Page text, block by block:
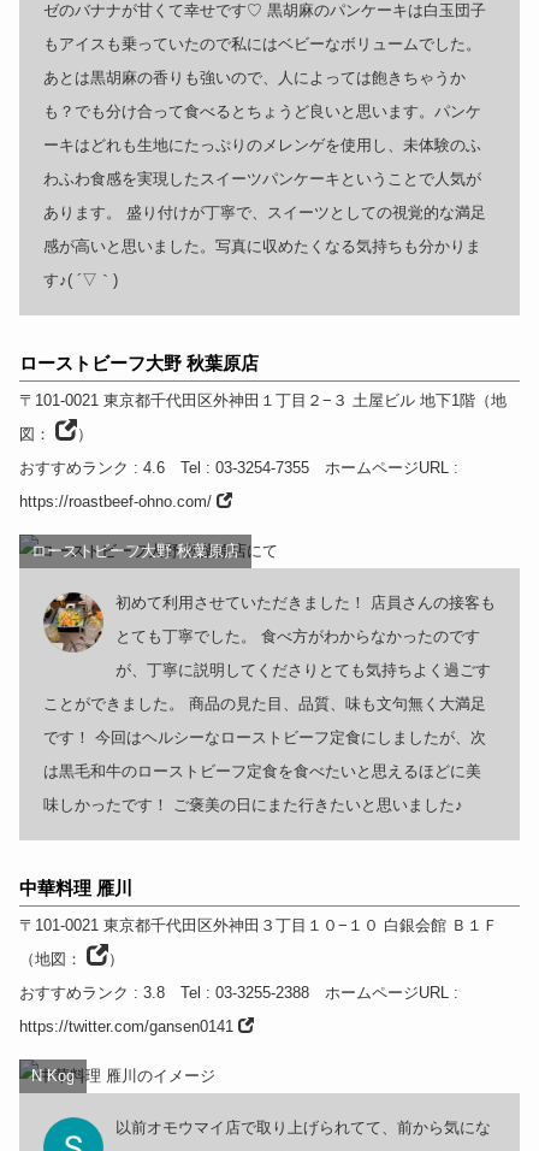
ゼのバナナが甘くて幸せです♡ 黒胡麻のパンケーキは白玉団子
もアイスも乗っていたので私にはベビーなボリュームでした。
あとは黒胡麻の香りも強いので、人によっては飽きちゃうか
も？でも分け合って食べるとちょうど良いと思います。パンケ
ーキはどれも生地にたっぷりのメレンゲを使用し、未体験のふ
わふわ食感を実現したスイーツパンケーキということで人気が
あります。 盛り付けが丁寧で、スイーツとしての視覚的な満足
感が高いと思いました。写真に収めたくなる気持ちも分かりま
す♪( ´▽｀)
ローストビーフ大野 秋葉原店
〒101-0021 東京都千代田区外神田１丁目２−３ 土屋ビル 地下1階（地
図：
）
おすすめランク : 4.6 Tel : 03-3254-7355 ホームページURL:
https://roastbeef-ohno.com/
ローストビーフ大野 秋葉原店
初めて利用させていただきました！ 店員さんの接客も
とても丁寧でした。 食べ方がわからなかったのです
が、丁寧に説明してくださりとても気持ちよく過ごす
ことができました。 商品の見た目、品質、味も文句無く大満足
です！ 今回はヘルシーなローストビーフ定食にしましたが、次
は黒毛和牛のローストビーフ定食を食べたいと思えるほどに美
味しかったです！ ご褒美の日にまた行きたいと思いました♪
中華料理 雁川
〒101-0021 東京都千代田区外神田３丁目１０−１０ 白銀会館 Ｂ１Ｆ
（地図：
）
おすすめランク : 3.8 Tel : 03-3255-2388 ホームページURL:
https://twitter.com/gansen0141
N Kog
以前オモウマイ店で取り上げられてて、前から気にな